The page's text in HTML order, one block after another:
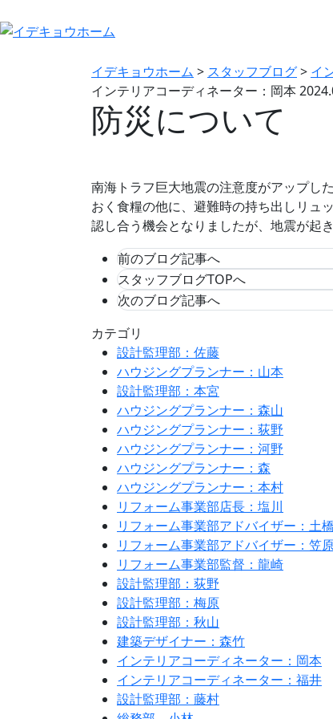
イデキョウホーム > スタッフブログ> イ
インテリアコーディネーター：岡本
防災について
南海トラフ巨大地震の注意度がアップし
おく食糧の他に、避難時の持ち出しリュ
認し合う機会となりましたが、地震が起
前のブログ記事へ
スタッフブログTOPへ
次のブログ記事へ
カテゴリ
設計監理部：佐藤
ハウジングプランナー：山本
設計監理部：本宮
ハウジングプランナー：森山
ハウジングプランナー：荻野
ハウジングプランナー：河野
ハウジングプランナー：森
ハウジングプランナー：本村
リフォーム事業部店長：塩川
リフォーム事業部アドバイザー：土橋
リフォーム事業部アドバイザー：笠
リフォーム事業部監督：龍崎
設計監理部：荻野
設計監理部：梅原
設計監理部：秋山
建築デザイナー：森竹
インテリアコーディネーター：岡本
インテリアコーディネーター：福井
設計監理部：藤村